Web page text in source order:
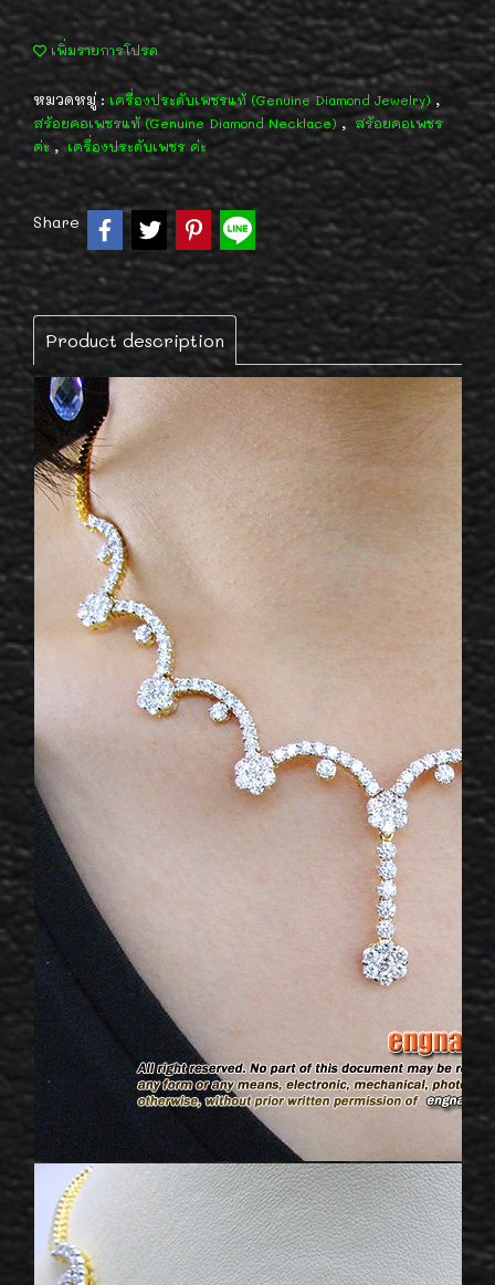
เพิ่มรายการโปรด
หมวดหมู่ : เครื่องประดับเพชรแท้ (Genuine Diamond Jewelry) ,
สร้อยคอเพชรแท้ (Genuine Diamond Necklace) , สร้อยคอเพชร
ค่ะ , เครื่องประดับเพชร ค่ะ
Share
Product description